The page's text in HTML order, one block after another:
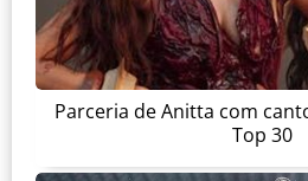
Parceria de Anitta com
Top 30